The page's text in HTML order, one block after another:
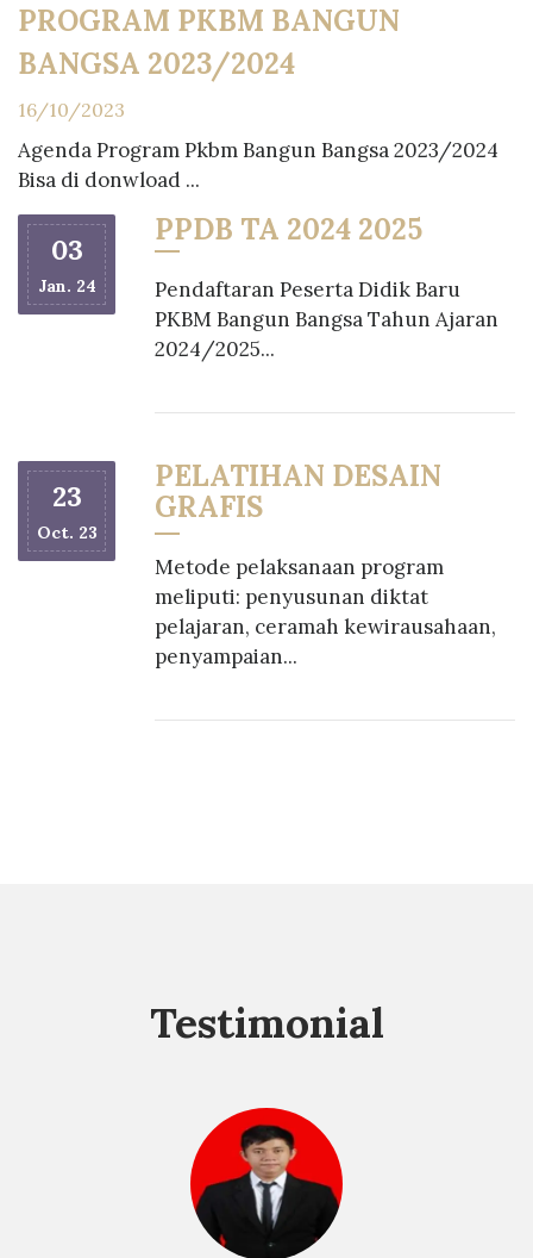
PROGRAM PKBM BANGUN
BANGSA 2023/2024
16/10/2023
Agenda Program Pkbm Bangun Bangsa 2023/2024
Bisa di donwload ...
03
Jan. 24
PPDB TA 2024 2025
Pendaftaran Peserta Didik Baru
PKBM Bangun Bangsa Tahun Ajaran
2024/2025...
23
Oct. 23
PELATIHAN DESAIN
GRAFIS
Metode pelaksanaan program
meliputi: penyusunan diktat
pelajaran, ceramah kewirausahaan,
penyampaian...
Testimonial